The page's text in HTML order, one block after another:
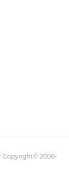
Copyright© 2006-